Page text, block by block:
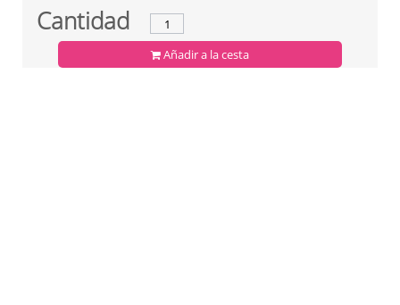
Cantidad
Añadir a la cesta